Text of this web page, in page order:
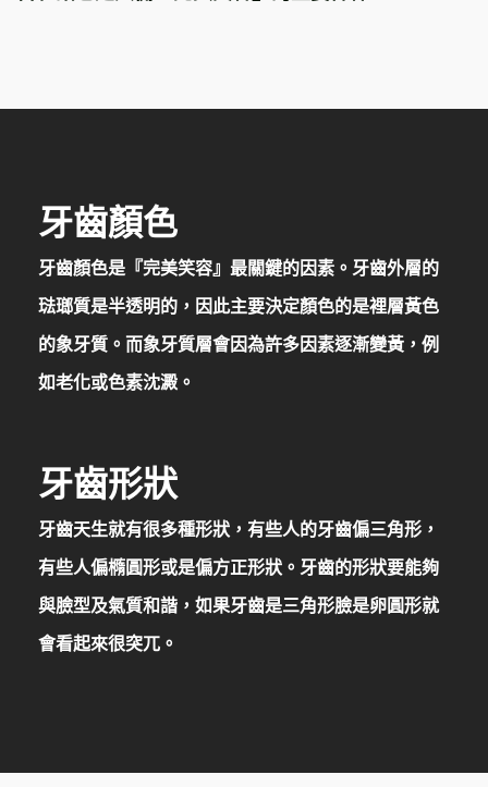
牙齒顏色
牙齒顏色是『完美笑容』最關鍵的因素。牙齒外層的
琺瑯質是半透明的，因此主要決定顏色的是裡層黃色
的象牙質。而象牙質層會因為許多因素逐漸變黃，例
如老化或色素沈澱。
牙齒形狀
牙齒天生就有很多種形狀，有些人的牙齒偏三角形，
有些人偏橢圓形或是偏方正形狀。牙齒的形狀要能夠
與臉型及氣質和諧，如果牙齒是三角形臉是卵圓形就
會看起來很突兀。